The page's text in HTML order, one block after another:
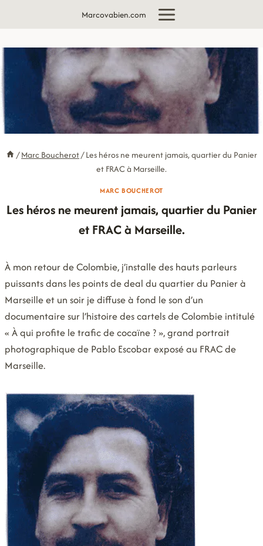
Marcovabien.com
/Marc Boucherot/Les héros ne meurent jamais, quartier du Panier
et FRAC à Marseille.
MARC BOUCHEROT
Les héros ne meurent jamais, quartier du Panier
et FRAC à Marseille.
À mon retour de Colombie, j’installe des hauts parleurs
puissants dans les points de deal du quartier du Panier à
Marseille et un soir je diffuse à fond le son d’un
documentaire sur l’histoire des cartels de Colombie intitulé
« À qui profite le trafic de cocaïne ? », grand portrait
photographique de Pablo Escobar exposé au FRAC de
Marseille.